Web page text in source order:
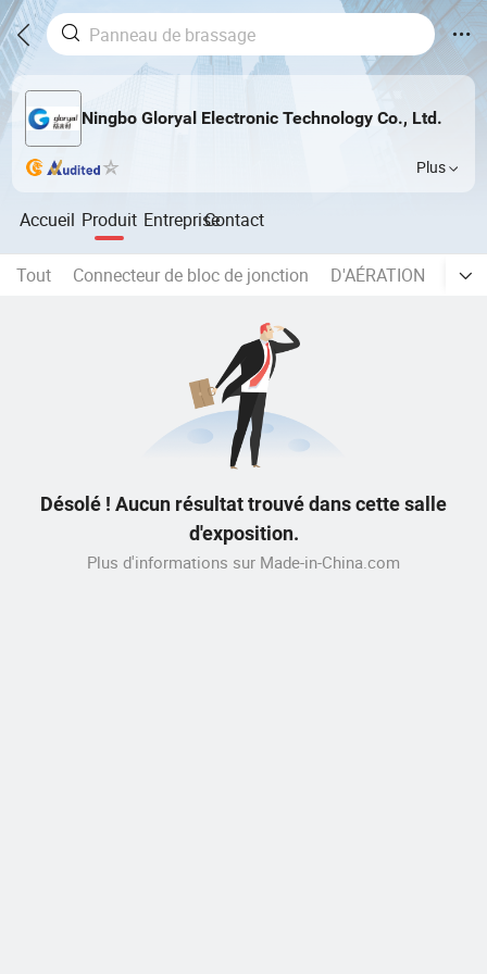
Ningbo Gloryal Electronic Technology Co., Ltd.
Plus
Accueil Produit EntrepriseContact
Tout Connecteur de bloc de jonction D'AÉRATION
Désolé ! Aucun résultat trouvé dans cette salle
d'exposition.
Plus d'informations sur Made-in-China.com